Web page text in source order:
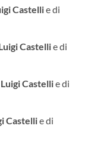
Castellie di
Castellie di
Luigi Castellie di
Castellie di